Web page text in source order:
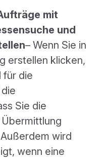
mit
und
– Wenn Sie in
erstellen klicken,
für die
Sie die
wird
wenn eine